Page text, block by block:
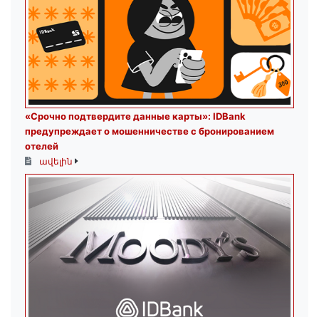
«Срочно подтвердите данные карты»: IDBank
предупреждает о мошенничестве с бронированием
отелей
ավելին